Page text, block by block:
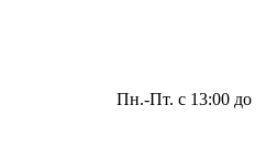
Пн.-Пт. с 13:00 до